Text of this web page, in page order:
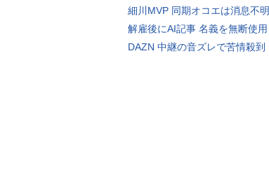
細川MVP 同期オコエは消息不明
解雇後にAI記事 名義を無断使用
DAZN 中継の音ズレで苦情殺到